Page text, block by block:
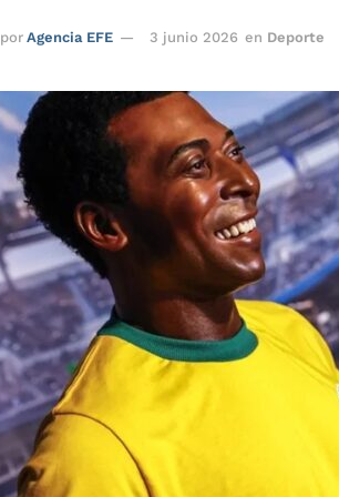
por Agencia EFE 3 junio 2026 en Deporte